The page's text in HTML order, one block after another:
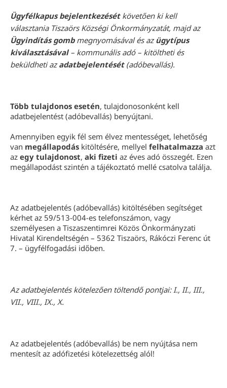
Ügyfélkapus bejelentkezésétkövetően ki kell
választania Tiszaörs Községi Önkormányzatát, majd az
Ügyindítás gombmegnyomásával és azügytípus
kiválasztásával– kommunális adó – kitöltheti és
beküldheti azadatbejelentését(adóbevallás).
Több tulajdonos esetén, tulajdonosonként kell
adatbejelentést (adóbevallás) benyújtani.
Amennyiben egyik fél sem élvez mentességet, lehetőség
van megállapodás kitöltésére, mellyel felhatalmazza azt
az egy tulajdonost, aki fizeti az éves adó összegét. Ezen
megállapodást szintén a tájékoztató mellé csatolva találja.
Az adatbejelentés (adóbevallás) kitöltésében segítséget
kérhet az 59/513-004-es telefonszámon, vagy
személyesen a Tiszaszentimrei Közös Önkormányzati
Hivatal Kirendeltségén – 5362 Tiszaörs, Rákóczi Ferenc út
7. – ügyfélfogadási időben.
Az adatbejelentés kötelezően töltendő pontjai: I., II., III.,
VII., VIII., IX., X.
Az adatbejelentés (adóbevallás) be nem nyújtása nem
mentesít az adófizetési kötelezettség alól!